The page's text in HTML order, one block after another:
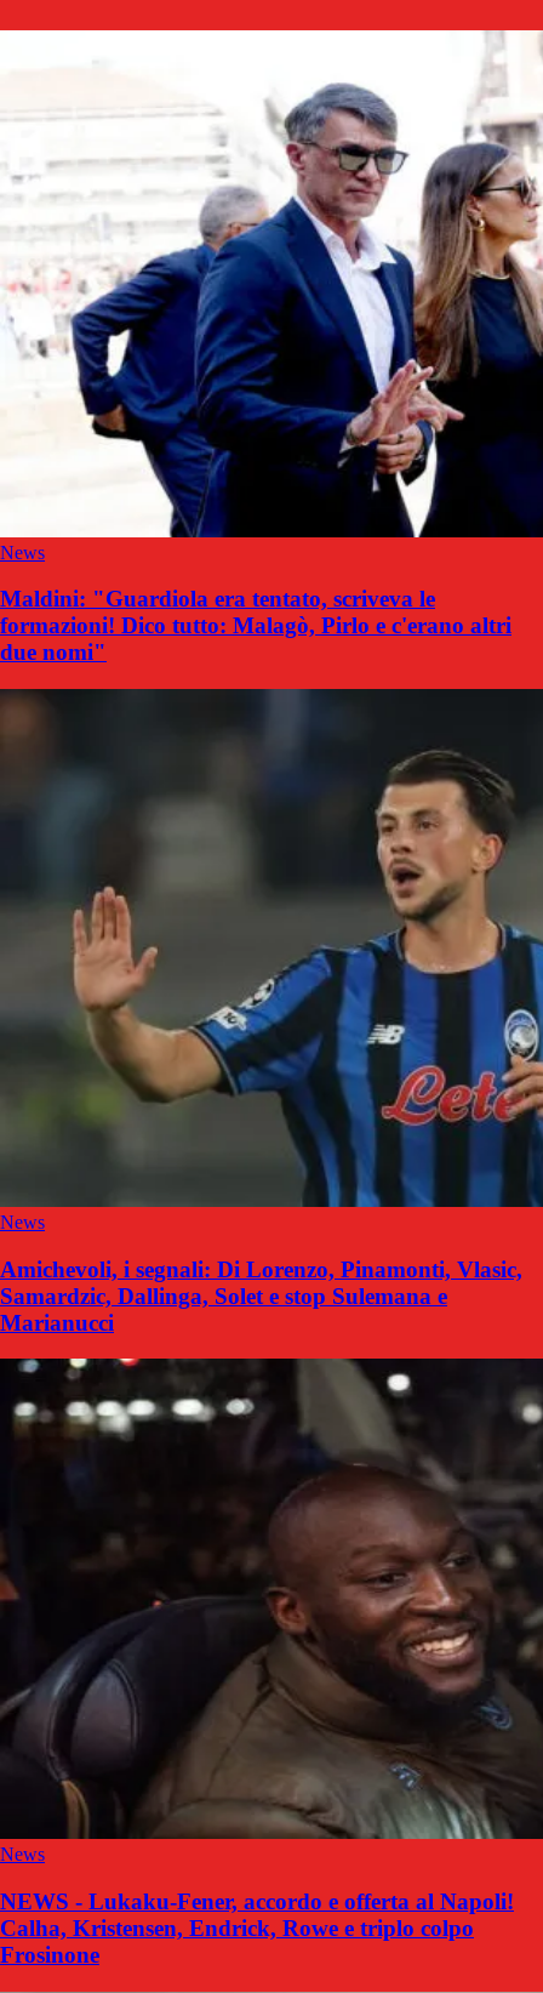
News
Maldini: "Guardiola era tentato, scriveva le
formazioni! Dico tutto: Malagò, Pirlo e c'erano altri
due nomi"
News
Amichevoli, i segnali: Di Lorenzo, Pinamonti, Vlasic,
Samardzic, Dallinga, Solet e stop Sulemana e
Marianucci
News
NEWS - Lukaku-Fener, accordo e offerta al Napoli!
Calha, Kristensen, Endrick, Rowe e triplo colpo
Frosinone